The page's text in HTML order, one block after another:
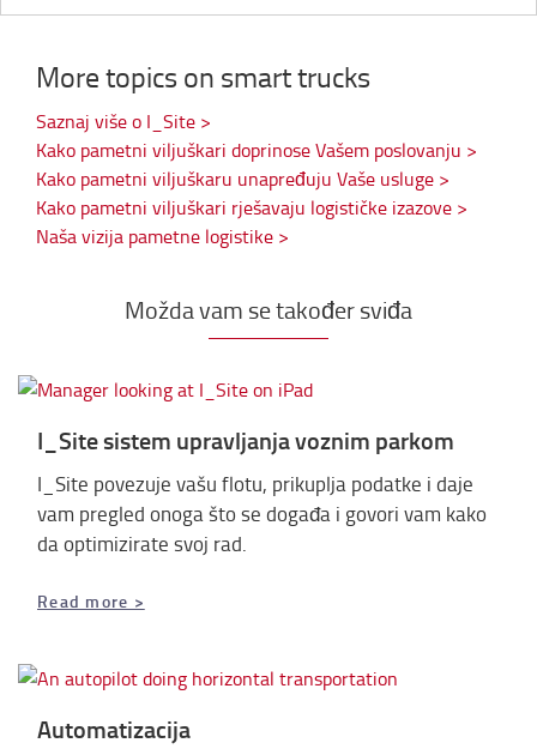
More topics on smart trucks
Saznaj više o I_Site >
Kako pametni viljuškari doprinose Vašem poslovanju >
Kako pametni viljuškaru unapređuju Vaše usluge >
Kako pametni viljuškari rješavaju logističke izazove >
Naša vizija pametne logistike >
Možda vam se također sviđa
I_Site sistem upravljanja voznim parkom
I_Site povezuje vašu flotu, prikuplja podatke i daje
vam pregled onoga što se događa i govori vam kako
da optimizirate svoj rad.
​​​​​​​Read more >
Automatizacija